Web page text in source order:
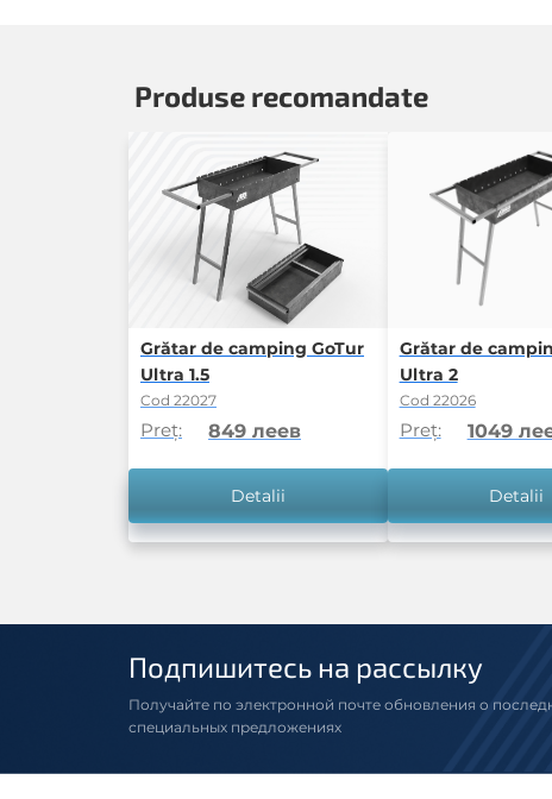
Produse recomandate
Grătar de camping GoTur
Ultra 1.5
Cod 22027
Preț: 849 леев
Detalii
Grătar de
Ultra 2
Cod 22026
Preț: 1049
Detalii
Подпишитесь на рассылку
Получайте по электронной почте обновления о
специальных предложениях